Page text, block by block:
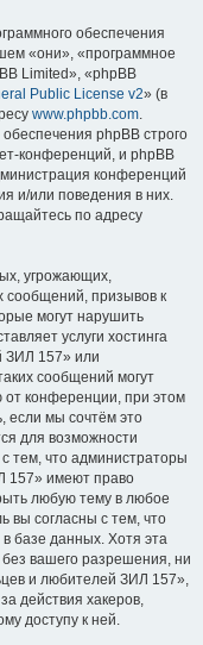
обеспечения
«они», «программное
Limited», «phpBB
Public License v2» (в
www.phpbb.com.
phpBB строго
конференций, и phpBB
конференций
и/или поведения в них.
по адресу
угрожающих,
сообщений, призывов к
могут нарушить
услуги хостинга
ЗИЛ 157» или
сообщений могут
конференции, при этом
если мы сочтём это
для возможности
тем, что администраторы
157» имеют право
любую тему в любое
вы согласны с тем, что
базе данных. Хотя эта
вашего разрешения, ни
и любителей ЗИЛ 157»,
действия хакеров,
доступу к ней.